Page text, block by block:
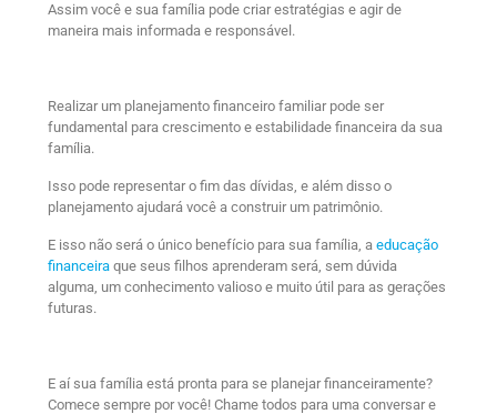
Assim você e sua família pode criar estratégias e agir de
maneira mais informada e responsável.
Realizar um planejamento financeiro familiar pode ser
fundamental para crescimento e estabilidade financeira da sua
família.
Isso pode representar o fim das dívidas, e além disso o
planejamento ajudará você a construir um patrimônio.
E isso não será o único benefício para sua família, a educação
financeira que seus filhos aprenderam será, sem dúvida
alguma, um conhecimento valioso e muito útil para as gerações
futuras.
E aí sua família está pronta para se planejar financeiramente?
Comece sempre por você! Chame todos para uma conversar e